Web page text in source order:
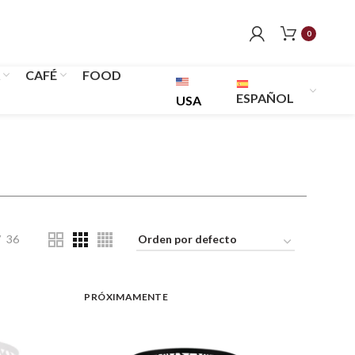
0
CAFÉ
FOOD
USA
ESPAÑOL
36
PRÓXIMAMENTE